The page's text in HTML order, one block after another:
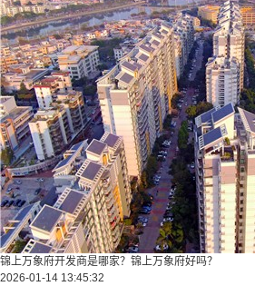
锦上万象府开发商是哪家？锦上万象府好吗？
2026-01-14 13:45:32